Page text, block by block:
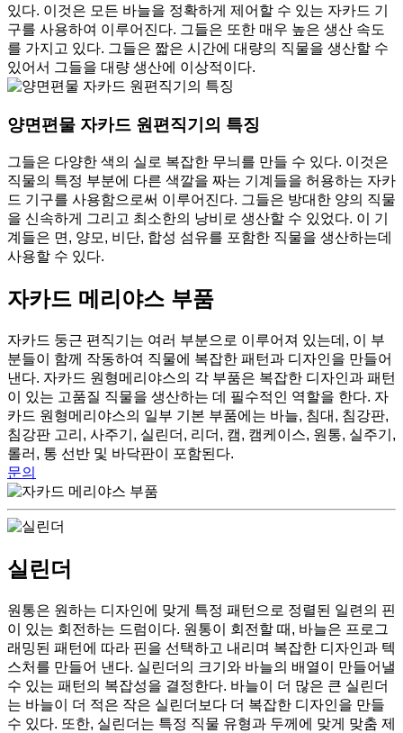
있다. 이것은 모든 바늘을 정확하게 제어할 수 있는 자카드 기
구를 사용하여 이루어진다. 그들은 또한 매우 높은 생산 속도
를 가지고 있다. 그들은 짧은 시간에 대량의 직물을 생산할 수
있어서 그들을 대량 생산에 이상적이다.
양면편물 자카드 원편직기의 특징
그들은 다양한 색의 실로 복잡한 무늬를 만들 수 있다. 이것은
직물의 특정 부분에 다른 색깔을 짜는 기계들을 허용하는 자카
드 기구를 사용함으로써 이루어진다. 그들은 방대한 양의 직물
을 신속하게 그리고 최소한의 낭비로 생산할 수 있었다. 이 기
계들은 면, 양모, 비단, 합성 섬유를 포함한 직물을 생산하는데
사용할 수 있다.
자카드 메리야스 부품
자카드 둥근 편직기는 여러 부분으로 이루어져 있는데, 이 부
분들이 함께 작동하여 직물에 복잡한 패턴과 디자인을 만들어
낸다. 자카드 원형메리야스의 각 부품은 복잡한 디자인과 패턴
이 있는 고품질 직물을 생산하는 데 필수적인 역할을 한다. 자
카드 원형메리야스의 일부 기본 부품에는 바늘, 침대, 침강판,
침강판 고리, 사주기, 실린더, 리더, 캠, 캠케이스, 원통, 실주기,
롤러, 통 선반 및 바닥판이 포함된다.
문의
실린더
원통은 원하는 디자인에 맞게 특정 패턴으로 정렬된 일련의 핀
이 있는 회전하는 드럼이다. 원통이 회전할 때, 바늘은 프로그
래밍된 패턴에 따라 핀을 선택하고 내리며 복잡한 디자인과 텍
스처를 만들어 낸다. 실린더의 크기와 바늘의 배열이 만들어낼
수 있는 패턴의 복잡성을 결정한다. 바늘이 더 많은 큰 실린더
는 바늘이 더 적은 작은 실린더보다 더 복잡한 디자인을 만들
수 있다. 또한, 실린더는 특정 직물 유형과 두께에 맞게 맞춤 제